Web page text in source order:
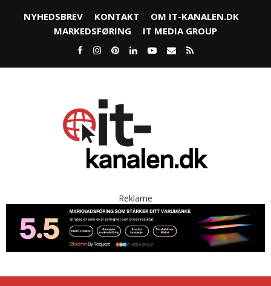
NYHEDSBREV KONTAKT
OM IT-KANALEN.DK
MARKEDSFØRING
IT MEDIA GROUP
Reklame